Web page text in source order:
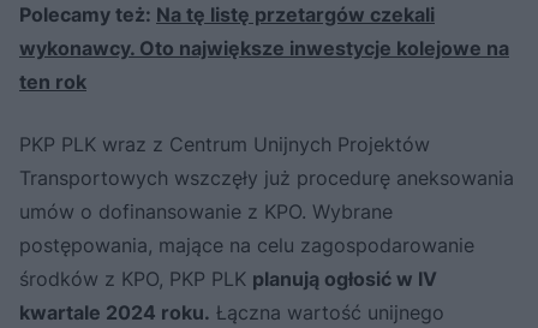
Polecamy też: Na tę listę przetargów czekali
wykonawcy. Oto największe inwestycje kolejowe na
ten rok
PKP PLK wraz z Centrum Unijnych Projektów
Transportowych wszczęły już procedurę aneksowania
umów o dofinansowanie z KPO. Wybrane
postępowania, mające na celu zagospodarowanie
środków z KPO, PKP PLK planują ogłosić w IV
kwartale 2024 roku. Łączna wartość unijnego